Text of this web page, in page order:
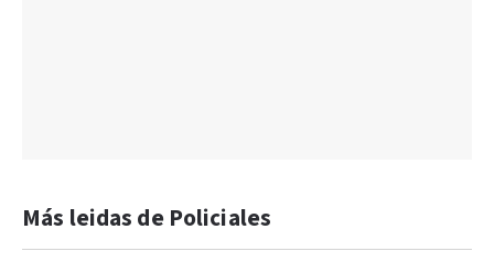
Más leidas de Policiales